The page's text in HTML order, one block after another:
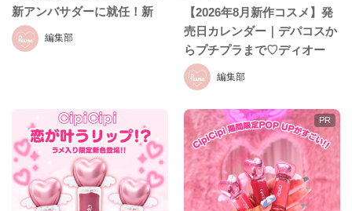
編集部
新アンバサダーに就任！新
CM初公開＆就任発表会をレ
ポ♡
編集部
【2026年8月新作コスメ】発
売日カレンダー｜デパコスか
らプチプラまで♡ディオー
ル、イヴ・サンローラン、ケ
イト、セザンヌほか話題ブラ
ンドまとめ